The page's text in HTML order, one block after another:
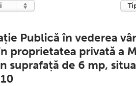
Publică în vederea
proprietatea privată a
suprafață de 6 mp,